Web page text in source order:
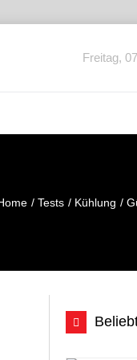
Freitag,
Tests Kühlung